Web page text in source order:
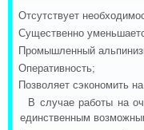
Отсутствует
Существенно
Промышленный
Оперативность;
Позволяет сэкономить
В случае работы на
единственным